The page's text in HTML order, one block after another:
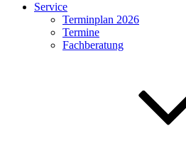
Service
Terminplan 2026
Termine
Fachberatung